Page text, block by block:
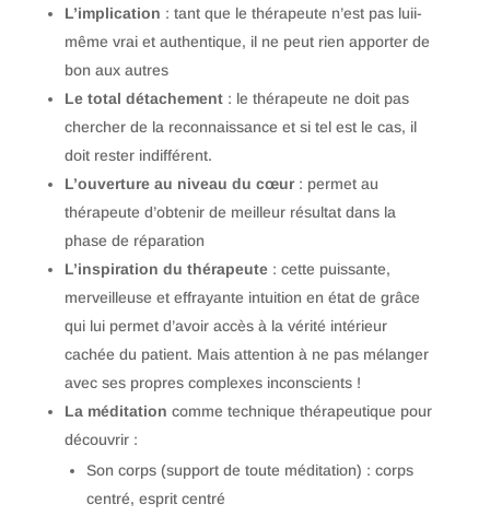
L’implication : tant que le thérapeute n’est pas luii-
même vrai et authentique, il ne peut rien apporter de
bon aux autres
Le total détachement: le thérapeute ne doit pas
chercher de la reconnaissance et si tel est le cas, il
doit rester indifférent.
L’ouverture au niveau du cœur: permet au
thérapeute d’obtenir de meilleur résultat dans la
phase de réparation
L’inspiration du thérapeute: cette puissante,
merveilleuse et effrayante intuition en état de grâce
qui lui permet d’avoir accès à la vérité intérieur
cachée du patient. Mais attention à ne pas mélanger
avec ses propres complexes inconscients !
La méditation comme technique thérapeutique pour
découvrir :
Son corps (support de toute méditation) : corps
centré, esprit centré